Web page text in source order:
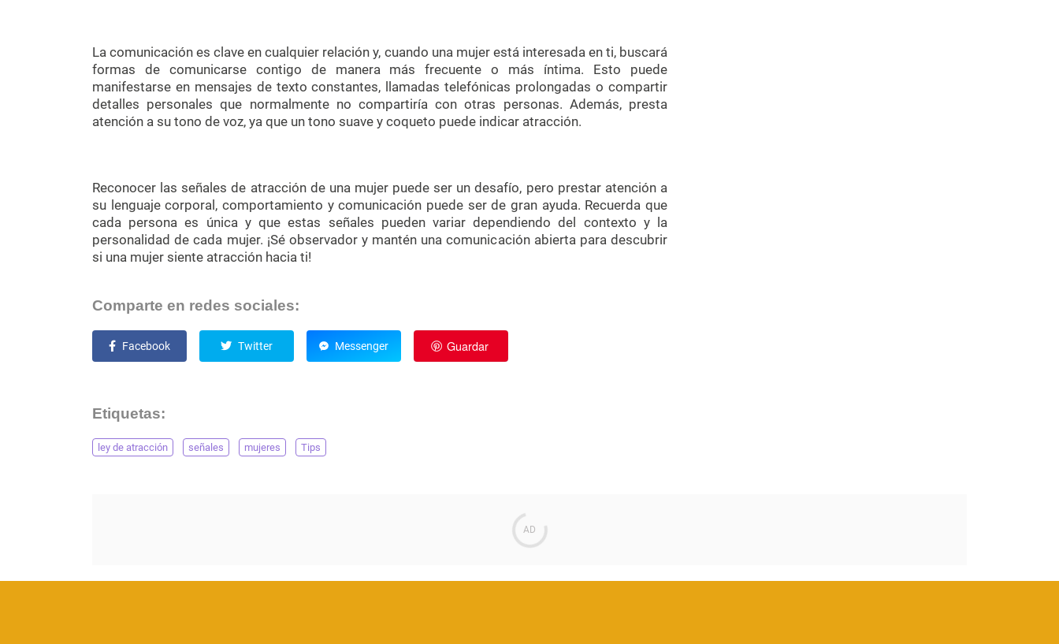
La comunicación es clave en cualquier relación y, cuando una mujer está interesada en ti, buscará
formas de comunicarse contigo de manera más frecuente o más íntima. Esto puede
manifestarse en mensajes de texto constantes, llamadas telefónicas prolongadas o compartir
detalles personales que normalmente no compartiría con otras personas. Además, presta
atención a su tono de voz, ya que un tono suave y coqueto puede indicar atracción.
Reconocer las señales de atracción de una mujer puede ser un desafío, pero prestar atención a
su lenguaje corporal, comportamiento y comunicación puede ser de gran ayuda. Recuerda que
cada persona es única y que estas señales pueden variar dependiendo del contexto y la
personalidad de cada mujer. ¡Sé observador y mantén una comunicación abierta para descubrir
si una mujer siente atracción hacia ti!
Comparte en redes sociales:
Facebook Twitter Messenger Guardar
Etiquetas:
ley de atracción señales mujeres Tips